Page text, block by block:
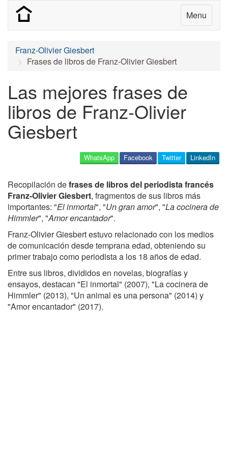
Menu
Franz-Olivier Giesbert
Frases de libros de Franz-Olivier Giesbert
Las mejores frases de
libros de Franz-Olivier
Giesbert
LinkedIn
Twitter
Facebook
WhatsApp
Recopilación defrases de libros del periodista francés
Franz-Olivier Giesbert, fragmentos de sus libros más
importantes: "El inmortal", "Un gran amor", "La cocinera de
Himmler", "Amor encantador".
Franz-Olivier Giesbert estuvo relacionado con los medios
de comunicación desde temprana edad, obteniendo su
primer trabajo como periodista a los 18 años de edad.
Entre sus libros, divididos en novelas, biografías y
ensayos, destacan "El inmortal" (2007), "La cocinera de
Himmler" (2013), "Un animal es una persona" (2014) y
"Amor encantador" (2017).